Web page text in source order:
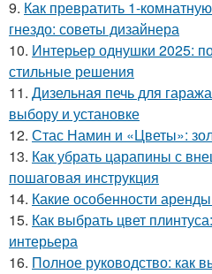
9. Как превратить 1-
гнездо: советы дизайнера
10. Интерьер однушки 2025:
стильные решения
11. Дизельная печь для
выбору и установке
12. Стас Намин и «Цветы»:
13. Как убрать царапины с
пошаговая инструкция
14. Какие особенности
15. Как выбрать цвет
интерьера
16. Полное руководство: как